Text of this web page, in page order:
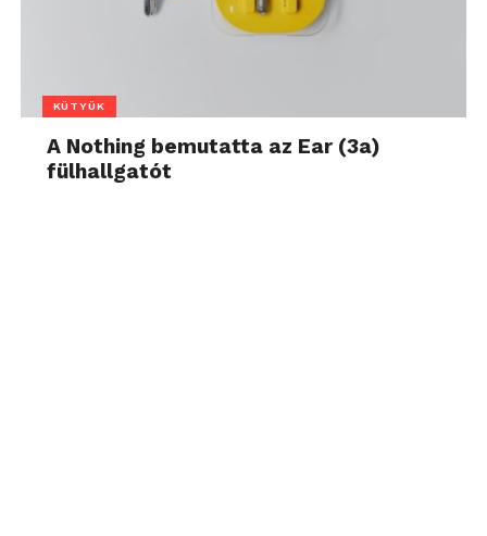
KÜTYÜK
A Nothing bemutatta az Ear (3a)
fülhallgatót